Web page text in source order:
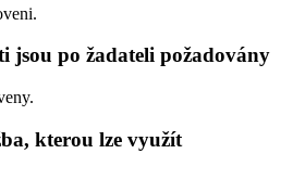
jsou po žadateli požadovány
kterou lze využít